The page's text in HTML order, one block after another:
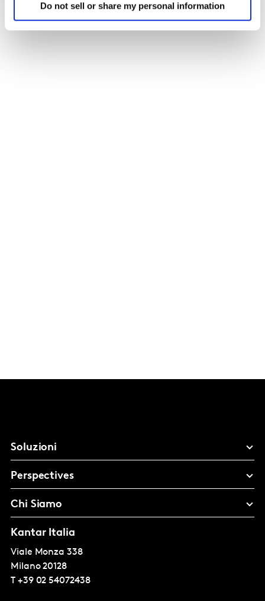
Do not sell or share my personal information
Soluzioni
Perspectives
Chi Siamo
Kantar Italia
Viale Monza 338
Milano 20128
T +39 02 54072438